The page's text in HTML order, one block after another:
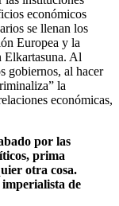
económicos
se llenan los
Europea y la
Elkartasuna. Al
gobiernos, al hacer
la
económicas,
por las
prima
otra cosa.
imperialista de